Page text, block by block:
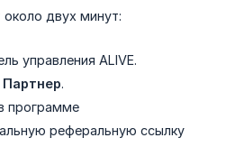
двух минут:
управления ALIVE.
Партнер.
программе
реферальную ссылку